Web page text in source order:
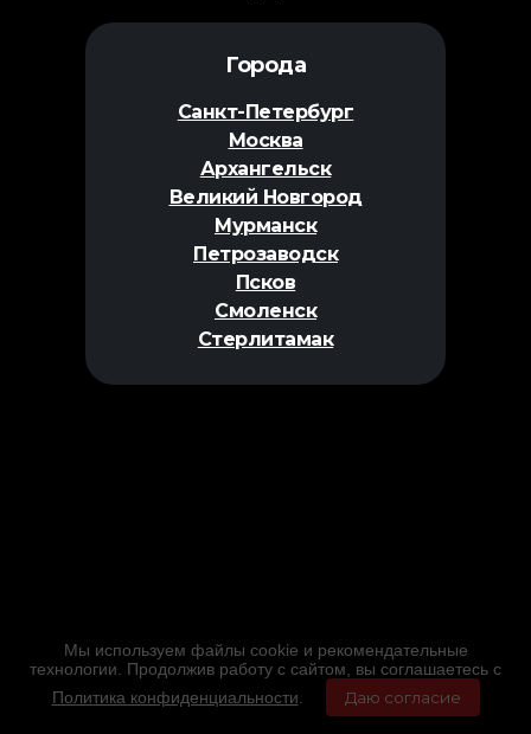
Города
Санкт-Петербург
Москва
Архангельск
Великий Новгород
Мурманск
Петрозаводск
Псков
Смоленск
Стерлитамак
Мы используем файлы cookie и рекомендательные
технологии. Продолжив работу с сайтом, вы соглашаетесь с
Политика конфиденциальности
Даю согласие